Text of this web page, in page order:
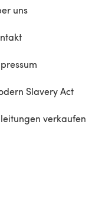
uns
Slavery Act
verkaufen